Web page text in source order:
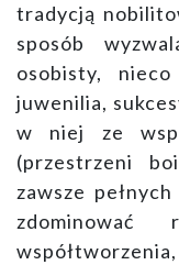
tradycją
sposób
osobisty,
juwenilia,
w niej ze
(przestrzeni
zawsze
zdominować